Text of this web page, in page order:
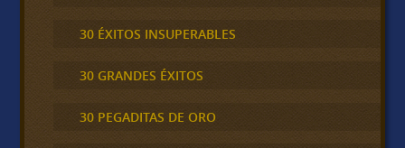
30 ÉXITOS INSUPERABLES
30 GRANDES ÉXITOS
30 PEGADITAS DE ORO